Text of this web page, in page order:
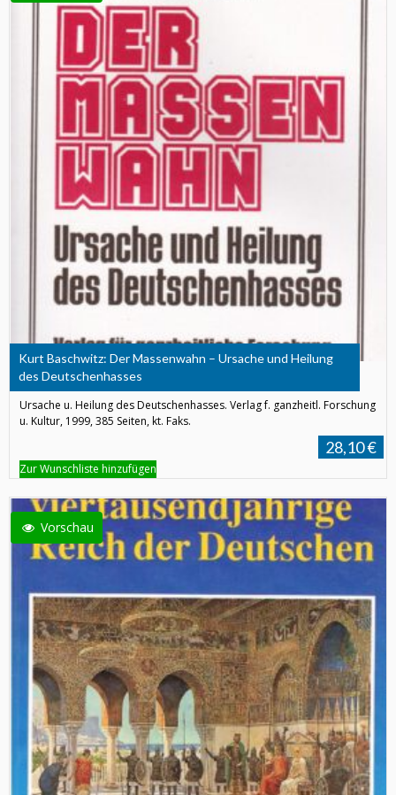
Kurt Baschwitz: Der Massenwahn – Ursache und Heilung
des Deutschenhasses
Ursache u. Heilung des Deutschenhasses. Verlag f. ganzheitl. Forschung
u. Kultur, 1999, 385 Seiten, kt. Faks.
28,10 €
Zur Wunschliste hinzufügen
Vorschau